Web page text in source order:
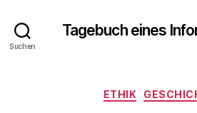
Suchen
Tagebuch eines
ETHIK